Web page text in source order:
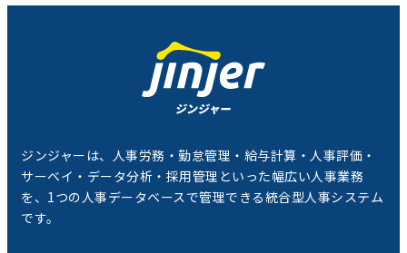
ジンジャーは、人事労務・勤怠管理・給与計算・人事評価・
サーベイ・データ分析・採用管理といった幅広い人事業務
を、1つの人事データベースで管理できる統合型人事システム
です。